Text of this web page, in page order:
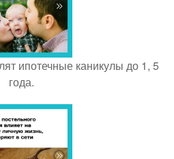
ипотечные каникулы до 1, 5
года.